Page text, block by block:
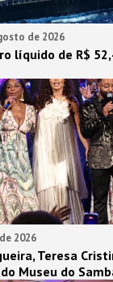
de 2026
líquido de R$
2026
Teresa
Museu do